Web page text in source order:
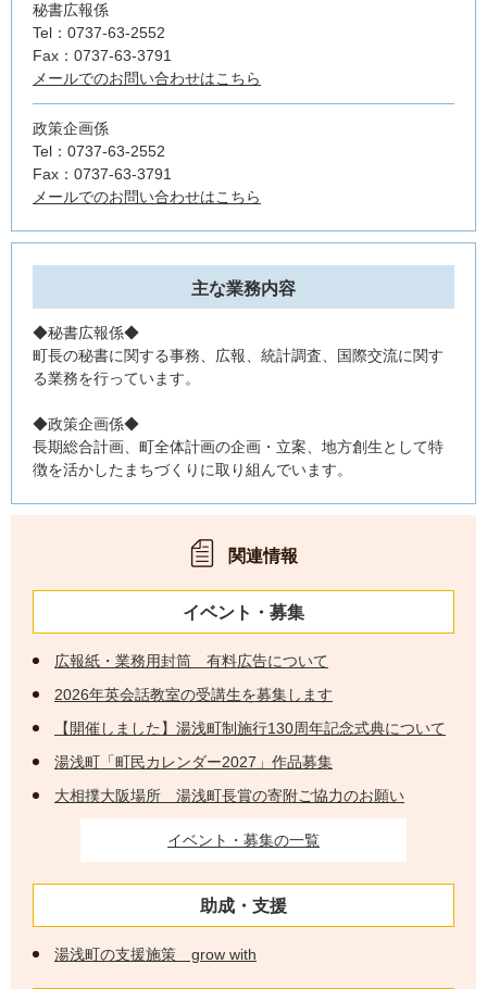
秘書広報係
Tel：0737-63-2552
Fax：0737-63-3791
メールでのお問い合わせはこちら
政策企画係
Tel：0737-63-2552
Fax：0737-63-3791
メールでのお問い合わせはこちら
主な業務内容
◆秘書広報係◆
町長の秘書に関する事務、広報、統計調査、国際交流に関す
る業務を行っています。
◆政策企画係◆
長期総合計画、町全体計画の企画・立案、地方創生として特
徴を活かしたまちづくりに取り組んでいます。
関連情報
イベント・募集
広報紙・業務用封筒 有料広告について
2026年英会話教室の受講生を募集します
【開催しました】湯浅町制施行130周年記念式典について
湯浅町「町民カレンダー2027」作品募集
大相撲大阪場所 湯浅町長賞の寄附ご協力のお願い
イベント・募集の一覧
助成・支援
湯浅町の支援施策 grow with